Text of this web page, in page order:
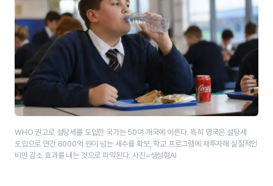
WHO 권고로 설탕세를 도입한 국가는 50여 개국에 이른다. 특히 영국은 설탕세
도입으로 연간 6000억 원이 넘는 세수를 확보, 학교 프로그램에 재투자해 실질적인
비만 감소 효과를 내는 것으로 파악된다. 사진=생성형AI